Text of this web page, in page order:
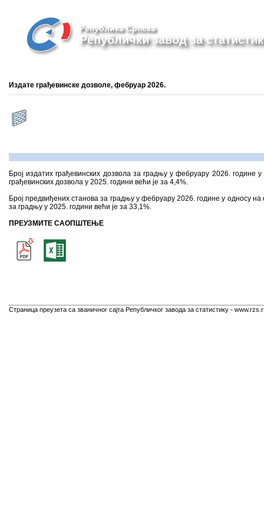
Република Српска
Републички завод за
Издате грађевинске дозволе, фебруар 2026.
Број издатих грађевинских дозвола за градњу у фебруару 2026.
грађевинских дозвола у 2025. години већи је за 4,4%.
Број предвиђених станова за градњу у фебруару 2026. године у односу
за градњу у 2025. години већи је за 33,1%.
ПРЕУЗМИТЕ САОПШТЕЊЕ
Страница преузета са званичног сајта Републичког завода за статистику -